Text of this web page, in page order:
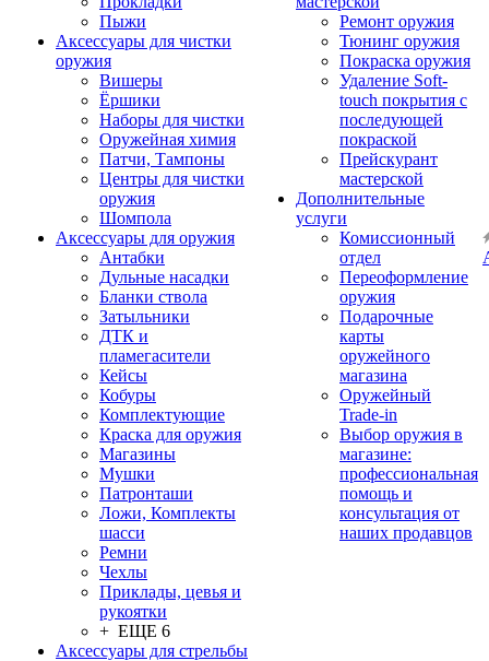
Пыжи
Аксессуары для чистки
оружия
Вишеры
Ёршики
Наборы для чистки
Оружейная химия
Патчи, Тампоны
Центры для чистки
оружия
Шомпола
Аксессуары для оружия
Антабки
Дульные насадки
Бланки ствола
Затыльники
ДТК и
пламегасители
Кейсы
Кобуры
Комплектующие
Краска для оружия
Магазины
Мушки
Патронташи
Ложи, Комплекты
шасси
Ремни
Чехлы
Приклады, цевья и
рукоятки
+ ЕЩЕ 6
Аксессуары для стрельбы
Ремонт оружия
Тюнинг оружия
Покраска оружия
Удаление Soft-
touch покрытия с
последующей
покраской
Прейскурант
мастерской
Дополнительные
услуги
Комиссионный
отдел
Переоформление
оружия
Подарочные
карты
оружейного
магазина
Оружейный
Trade-in
Выбор оружия в
магазине:
профессиональная
помощь и
консультация от
наших продавцов